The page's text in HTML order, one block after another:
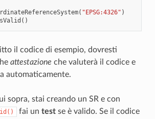
( "EPSG:4326" )
()
il codice di esempio, dovresti
attestazione che valuterà il codice e
automaticamente.
sopra, stai creando un SR e con
fai un testse è valido. Se il codice